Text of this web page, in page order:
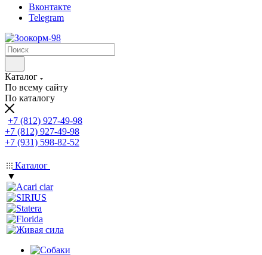
Вконтакте
Telegram
Каталог
По всему сайту
По каталогу
+7 (812) 927-49-98
+7 (812) 927-49-98
+7 (931) 598-82-52
Каталог
▼